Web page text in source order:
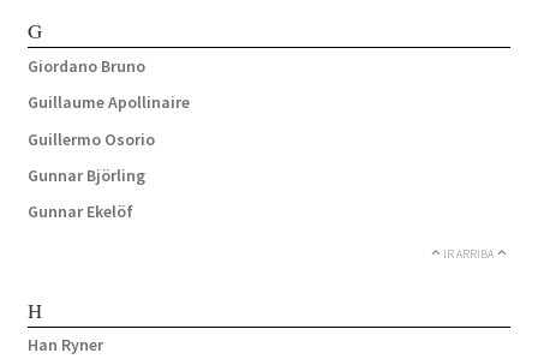
G
Giordano Bruno
Guillaume Apollinaire
Guillermo Osorio
Gunnar Björling
Gunnar Ekelöf
IR ARRIBA
H
Han Ryner